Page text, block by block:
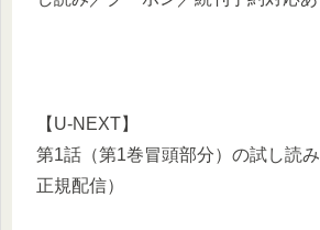
【U‑NEXT】
第1話（第1巻冒頭部分）の試し読
正規配信）